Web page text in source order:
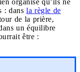
: dans la règle de
de la prière,
un équilibre
être :